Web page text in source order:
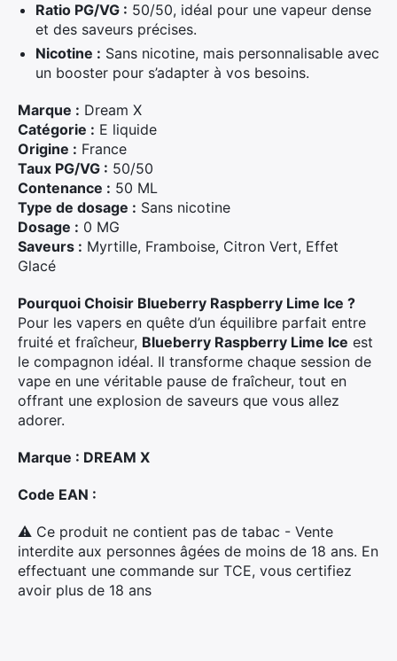
Ratio PG/VG : 50/50, idéal pour une vapeur dense
et des saveurs précises.
Nicotine : Sans nicotine, mais personnalisable avec
un booster pour s’adapter à vos besoins.
Marque : Dream X
Catégorie : E liquide
Origine : France
Taux PG/VG : 50/50
Contenance : 50 ML
Type de dosage : Sans nicotine
Dosage : 0 MG
Saveurs : Myrtille, Framboise, Citron Vert, Effet
Glacé
Pourquoi Choisir Blueberry Raspberry Lime Ice ?
Pour les vapers en quête d’un équilibre parfait entre
fruité et fraîcheur, Blueberry Raspberry Lime Ice est
le compagnon idéal. Il transforme chaque session de
vape en une véritable pause de fraîcheur, tout en
offrant une explosion de saveurs que vous allez
adorer.
Marque : DREAM X
Code EAN :
⚠ Ce produit ne contient pas de tabac - Vente
interdite aux personnes âgées de moins de 18 ans. En
effectuant une commande sur TCE, vous certifiez
avoir plus de 18 ans